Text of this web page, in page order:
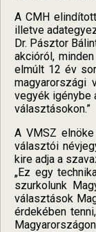
A CMH
illetve
Dr. Pásztor
akcióról,
elmúlt 12 év
magyarországi
vegyék igénybe
választásokon.”
A VMSZ
választói
kire adja a
„Ez egy
szurkolunk
választások
érdekében